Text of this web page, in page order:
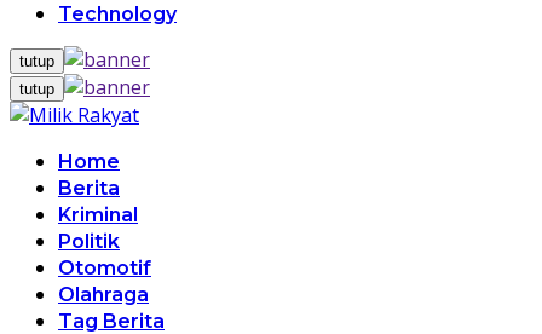
Technology
tutup
tutup
Home
Berita
Kriminal
Politik
Otomotif
Olahraga
Tag Berita